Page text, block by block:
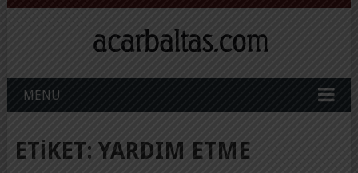
MENU
ETIKET: YARDIM ETME